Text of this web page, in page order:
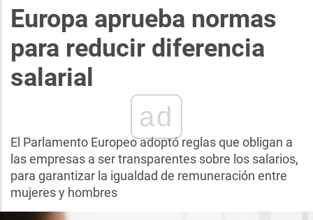
Europa aprueba normas
para reducir diferencia
salarial
ad
El Parlamento Europeo adoptó reglas que obligan a
las empresas a ser transparentes sobre los salarios,
para garantizar la igualdad de remuneración entre
mujeres y hombres